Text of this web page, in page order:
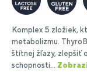
Komplex 5 zložiek,
metabolizmu.
štítnej žľazy, zlepšiť
schopnosti...